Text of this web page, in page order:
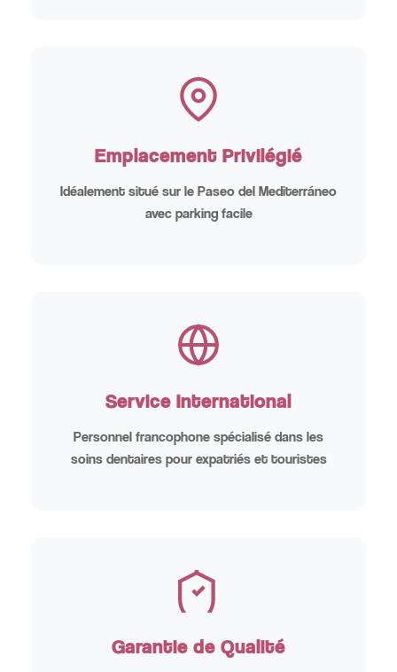
Emplacement Privilégié
Idéalement situé sur le Paseo del Mediterráneo
avec parking facile
Service International
Personnel francophone spécialisé dans les
soins dentaires pour expatriés et touristes
Garantie de Qualité